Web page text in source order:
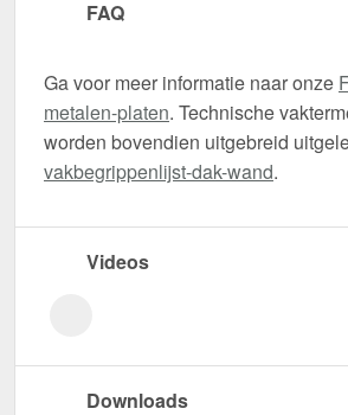
FAQ
Ga voor meer informatie naar onze
metalen-platen. Technische
worden bovendien uitgebreid
vakbegrippenlijst-dak-wand.
Videos
Downloads